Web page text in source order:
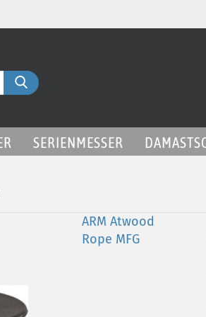
Suche...
SERIENMESSER
ARM Atwood
Rope MFG